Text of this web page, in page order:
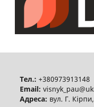
Тел.: +380973913148
Email:
Адреса: вул. Г.